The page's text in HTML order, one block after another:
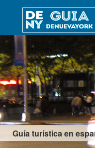
Guía turística en